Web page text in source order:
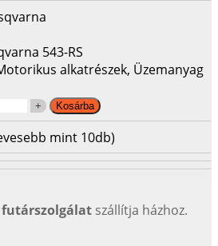
543-RS
alkatrészek, Üzemanyag
mint 10db)
futárszolgálat szállítja házhoz.